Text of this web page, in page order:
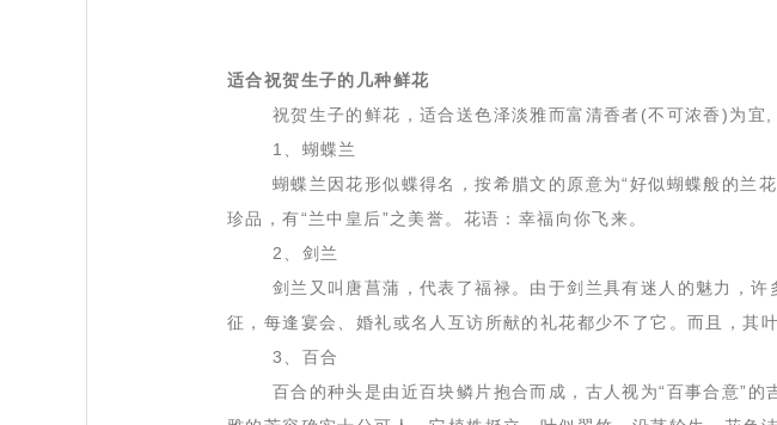
适合祝贺生子的几种鲜花
祝贺生子的鲜花，适合送色泽淡雅而富清香者(不可浓香)为宜,
1、蝴蝶兰
蝴蝶兰因花形似蝶得名，按希腊文的原意为“好似蝴蝶般的兰花
珍品，有“兰中皇后”之美誉。花语：幸福向你飞来。
2、剑兰
剑兰又叫唐菖蒲，代表了福禄。由于剑兰具有迷人的魅力，许
征，每逢宴会、婚礼或名人互访所献的礼花都少不了它。而且，其
3、百合
百合的种头是由近百块鳞片抱合而成，古人视为“百事合意”的